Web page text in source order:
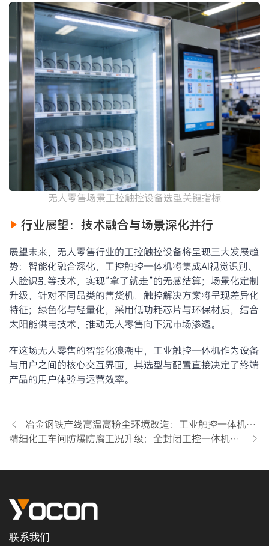
无人零售场景工控触控设备选型关键指标
行业展望：技术融合与场景深化并行
展望未来，无人零售行业的工控触控设备将呈现三大发展趋
势：智能化融合深化，工控触控一体机将集成AI视觉识别、
人脸识别等技术，实现”拿了就走”的无感结算；场景化定制
升级，针对不同品类的售货机，触控解决方案将呈现差异化
特征；绿色化与轻量化，采用低功耗芯片与环保材质，结合
太阳能供电技术，推动无人零售向下沉市场渗透。
在这场无人零售的智能化浪潮中，工业触控一体机作为设备
与用户之间的核心交互界面，其选型与配置直接决定了终端
产品的用户体验与运营效率。
冶金钢铁产线高温高粉尘环境改造：工业触控一体机保障生产监控与数据闭环
精细化工车间防爆防腐工况升级：全封闭工控一体机适配数据采集与过程管控
联系我们